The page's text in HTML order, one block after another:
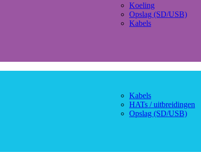
Koeling
Opslag (SD/USB)
Kabels
Kabels
HATs / uitbreidingen
Opslag (SD/USB)